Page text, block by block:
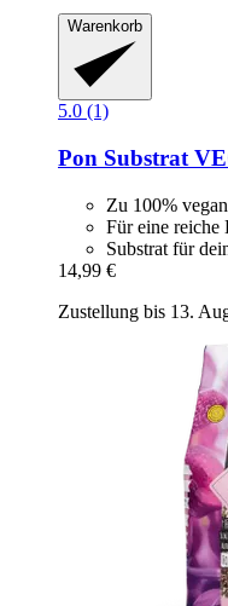
Warenkorb
5.0 (1)
Pon Substrat
Zu 100% vegan
Für eine reiche
Substrat für
14,99 €
Zustellung bis 13.